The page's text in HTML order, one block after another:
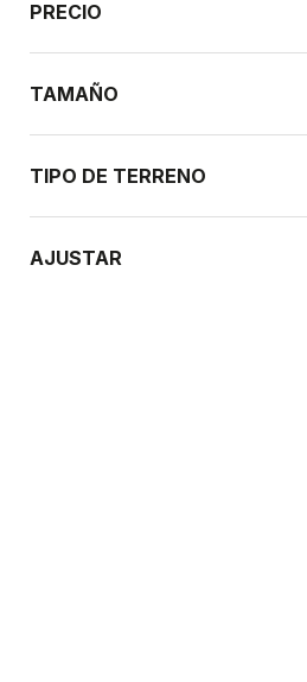
PRECIO
TAMAÑO
TIPO DE TERRENO
AJUSTAR